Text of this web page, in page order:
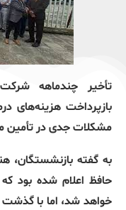
تأخیر چندماهه
بازپرداخت هزینه‌های
مشکلات جدی در تأمین
به گفته بازنشستگان،
خواهد شد، اما با